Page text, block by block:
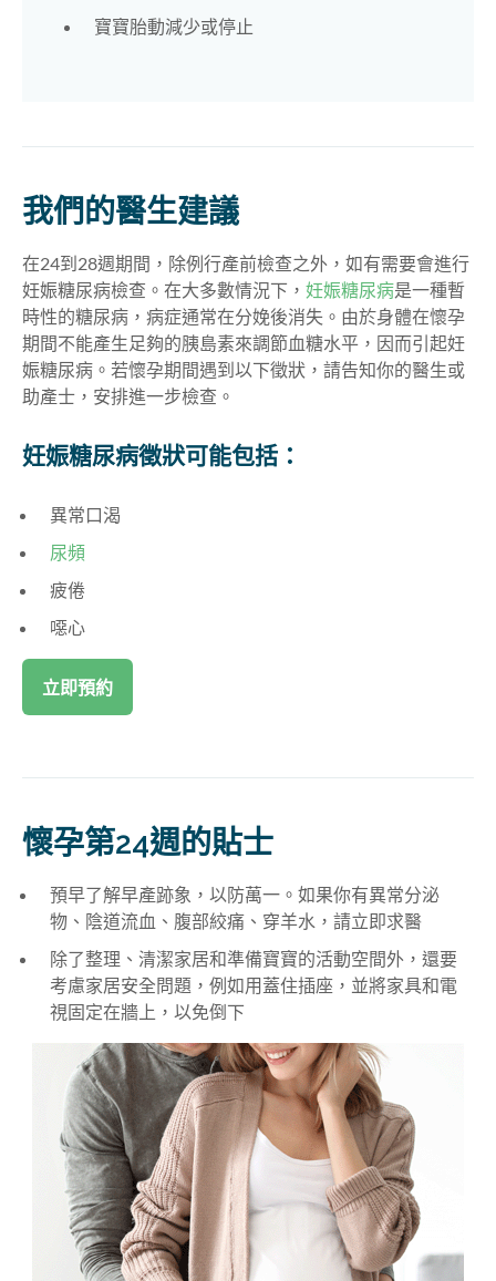
寶寶胎動減少或停止
我們的醫生建議
在24到28週期間，除例行產前檢查之外，如有需要會進行
妊娠糖尿病檢查。在大多數情況下， 妊娠糖尿病是一種暫
時性的糖尿病，病症通常在分娩後消失。由於身體在懷孕
期間不能產生足夠的胰島素來調節血糖水平，因而引起妊
娠糖尿病。若懷孕期間遇到以下徵狀，請告知你的醫生或
助產士，安排進一步檢查。
妊娠糖尿病徵狀可能包括：
異常口渴
尿頻
疲倦
噁心
立即預約
懷孕第24週的貼士
預早了解早產跡象，以防萬一。如果你有異常分泌
物、陰道流血、腹部絞痛、穿羊水，請立即求醫
除了整理、清潔家居和準備寶寶的活動空間外，還要
考慮家居安全問題，例如用蓋住插座，並將家具和電
視固定在牆上，以免倒下